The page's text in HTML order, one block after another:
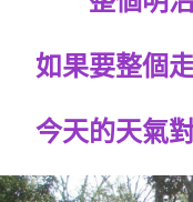
如果要整個
今天的天氣